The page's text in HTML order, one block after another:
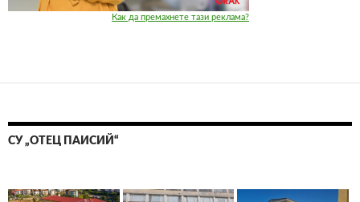
Как да премахнете тази реклама?
СУ „ОТЕЦ ПАИСИЙ“